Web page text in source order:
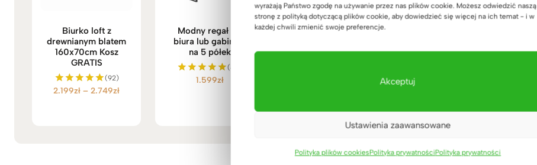
wyrażają Państwo zgodę na używanie przez nas plików cookie. Możesz odwiedzić naszą
stronę z polityką dotyczącą plików cookie, aby dowiedzieć się więcej na ich temat - i w
każdej chwili zmienić swoje preferencje.
Akceptuj
Ustawienia zaawansowane
Polityka plików cookiesPolityka prywatnościPolityka prywatności
Biurko loft z
drewnianym blatem
160x70cm Kosz
GRATIS
Oceniono
(92)
2.199zł – 2.749złZ
Modny regał do
biura lub gabinetu
na 5 półek
Oceniono
(46)
1.599zł
Czarna komoda do